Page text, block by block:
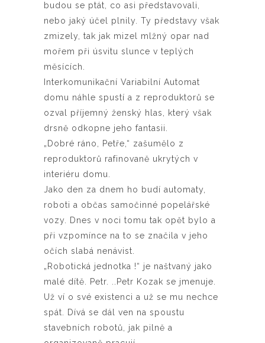
budou se ptát, co asi představovali,
nebo jaký účel plnily. Ty představy však
zmizely, tak jak mizel mlžný opar nad
mořem při úsvitu slunce v teplých
měsících.
Interkomunikační Variabilní Automat
domu náhle spustí a z reproduktorů se
ozval příjemný ženský hlas, který však
drsně odkopne jeho fantasii.
„Dobré ráno, Petře,“ zašumělo z
reproduktorů rafinovaně ukrytých v
interiéru domu.
Jako den za dnem ho budí automaty,
roboti a občas samočinné popelářské
vozy. Dnes v noci tomu tak opět bylo a
při vzpomínce na to se značila v jeho
očích slabá nenávist.
„Robotická jednotka !“ je naštvaný jako
malé dítě. Petr. ..Petr Kozak se jmenuje.
Už ví o své existenci a už se mu nechce
spát. Dívá se dál ven na spoustu
stavebních robotů, jak pilně a